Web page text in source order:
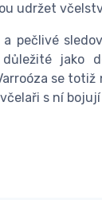
udržet
pečlivé
jako
se totiž
s ní